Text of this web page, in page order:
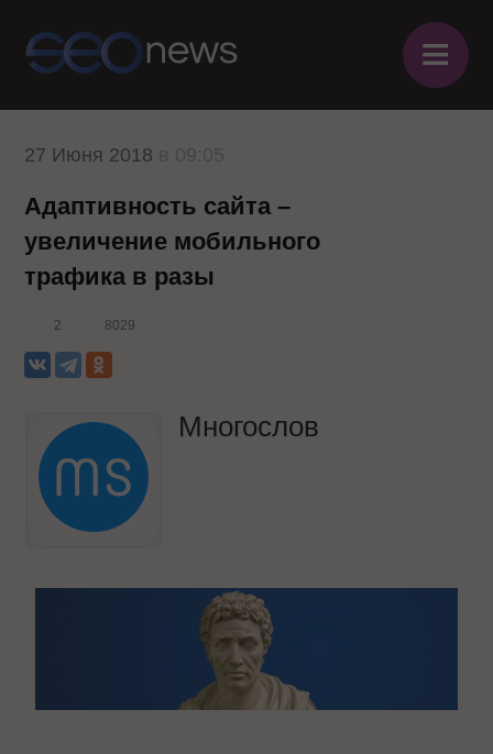
≡
27 Июня 2018
Адаптивность сайта –
увеличение мобильного
трафика в разы
2 8029
Многослов